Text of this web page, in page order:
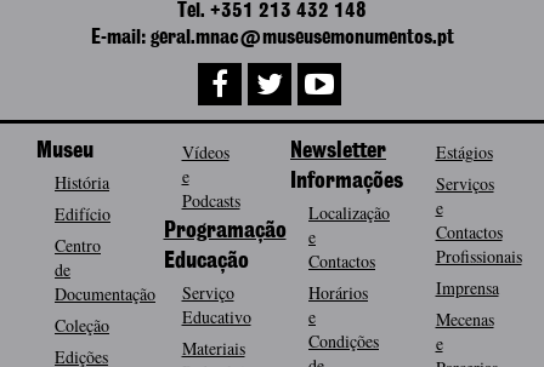
Tel. +351 213 432 148
E-mail: geral.mnac@museusemonumentos.pt
Museu
História
Edifício
Centro
de
Documentação
Coleção
Edições
Vídeos
e
Podcasts
Programação
Educação
Serviço
Educativo
Materiais
Newsletter
Informações
Localização
e
Contactos
Horários
e
Condições
Estágios
Serviços
e
Contactos
Profissionais
Imprensa
Mecenas
e